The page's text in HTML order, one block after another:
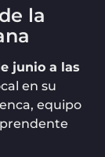
la
junio a las
en su
equipo